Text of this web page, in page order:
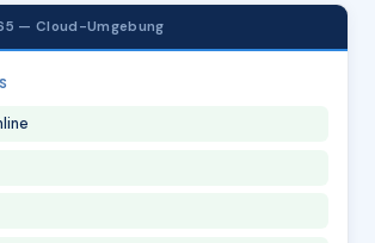
— Cloud-Umgebung